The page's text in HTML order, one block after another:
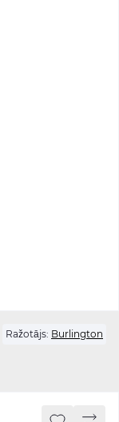
Ražotājs: Burlington